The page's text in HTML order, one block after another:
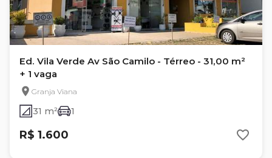
Ed. Vila Verde Av São Camilo - Térreo - 31,00 m²
+ 1 vaga
Granja Viana
31 m² 1
R$ 1.600